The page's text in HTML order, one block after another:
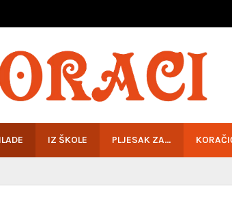
IZ ŠKOLE PLJESAK ZA…